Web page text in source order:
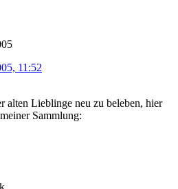
11:52
alten Lieblinge neu zu beleben, hier
Sammlung: